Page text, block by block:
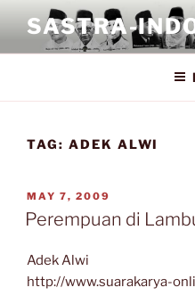
content
SASTRA-
TAG: ADEK ALWI
POSTED
ON
MAY 7, 2009
Perempuan di
Adek Alwi
http://www.suarakarya-